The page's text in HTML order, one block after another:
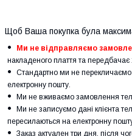
Щоб Ваша покупка була
Ми не відправляємо
накладеного плаття та
Стандартно ми не
електронну пошту.
Ми не вживаємо замовлення
Ми не записуємо дані клієнта
пересилаються на електронну
Заказ актуален три дня, після